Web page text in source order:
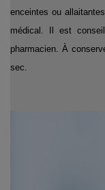
enceintes ou
médical. Il est
pharmacien. À
sec.